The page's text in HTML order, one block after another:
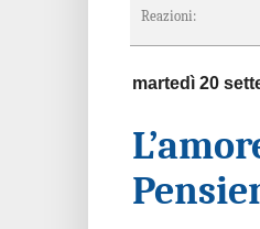
Reazioni:
martedì 20